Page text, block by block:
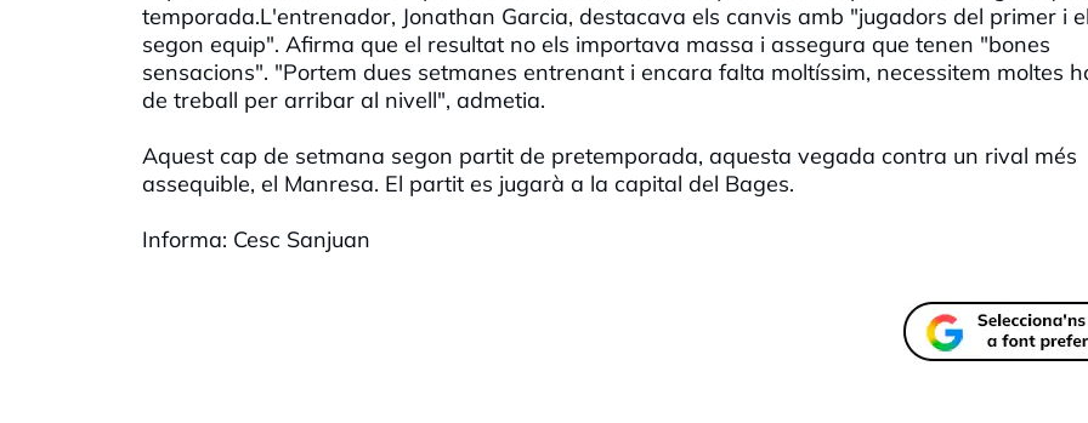
temporada.L'entrenador, Jonathan Garcia, destacava els canvis amb "jugadors del primer i el
segon equip". Afirma que el resultat no els importava massa i assegura que tenen "bones
sensacions". "Portem dues setmanes entrenant i encara falta moltíssim, necessitem moltes
de treball per arribar al nivell", admetia.
Aquest cap de setmana segon partit de pretemporada, aquesta vegada contra un rival més
assequible, el Manresa. El partit es jugarà a la capital del Bages.
Informa: Cesc Sanjuan